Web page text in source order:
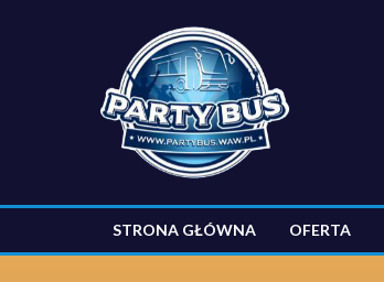
STRONA GŁÓWNA OFERTA